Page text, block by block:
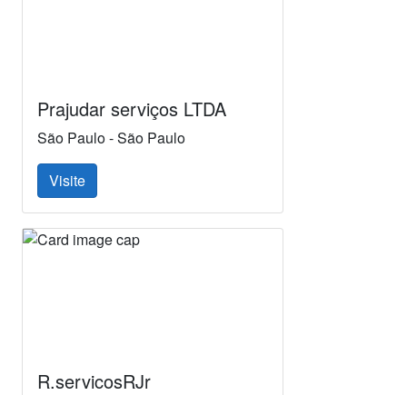
Prajudar serviços LTDA
São Paulo - São Paulo
Visite
R.servicosRJr